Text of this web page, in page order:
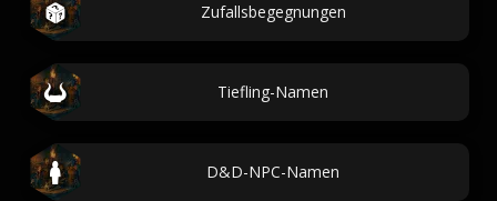
Zufallsbegegnungen
Tiefling-Namen
D&D-NPC-Namen